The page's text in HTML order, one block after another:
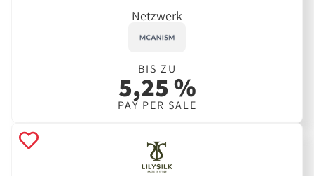
Netzwerk
BIS ZU
5,25 %
PAY PER SALE